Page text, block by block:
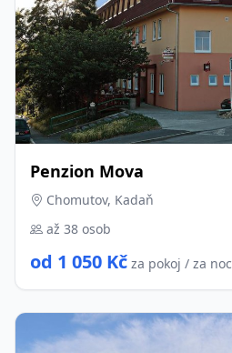
Penzion Mova
Chomutov, Kadaň
až 38 osob
od 1 050 Kč za pokoj / za noc